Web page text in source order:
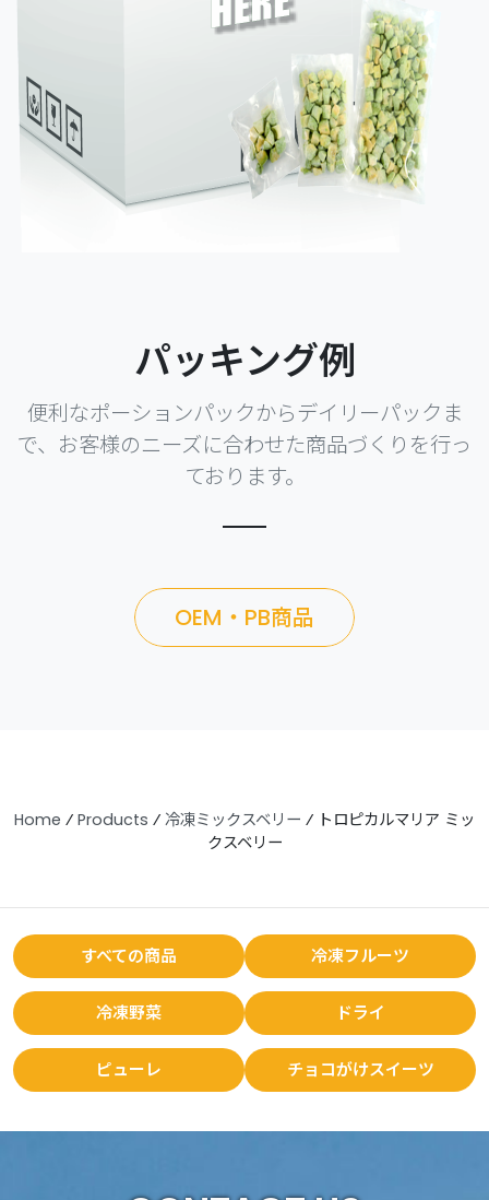
パッキング例
便利なポーションパックからデイリーパックま
で、お客様のニーズに合わせた商品づくりを行っ
ております。
OEM・PB商品
Home ⁄ Products ⁄ 冷凍ミックスベリー ⁄ トロピカルマリア ミッ
クスベリー
すべての商品 冷凍フルーツ
冷凍野菜 ドライ
ピューレ チョコがけスイーツ